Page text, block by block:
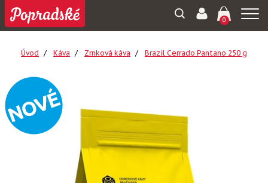
0
Úvod Káva Zrnková káva Brazil Cerrado Pantano 250 g